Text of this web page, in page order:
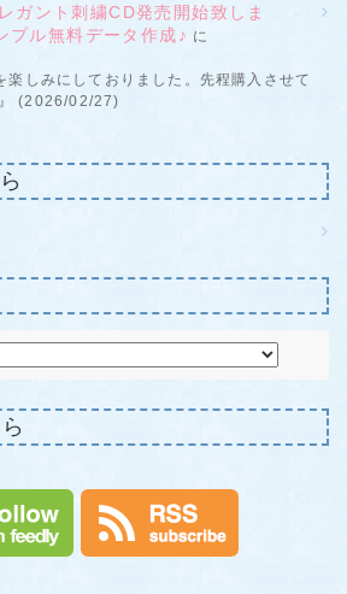
ント刺繍CD発売開始致しま
ル無料データ作成♪ に
楽しみにしておりました。先程購入させて
(2026/02/27)